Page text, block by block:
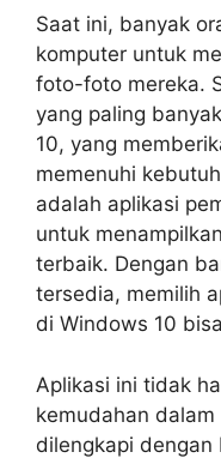
Saat ini, banyak
komputer untuk
foto-foto mereka.
yang paling
10, yang
memenuhi
adalah aplikasi
untuk
terbaik. Dengan
tersedia, memilih
di Windows 10
Aplikasi ini tidak
kemudahan
dilengkapi